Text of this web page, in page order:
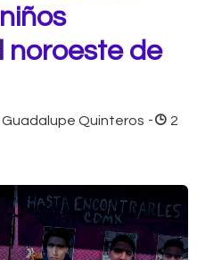
noroeste de
Guadalupe Quinteros -
2